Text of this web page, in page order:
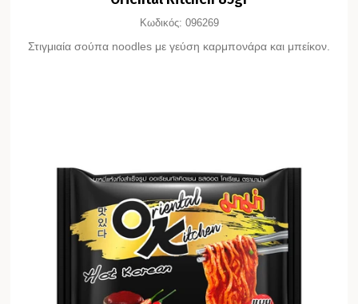
Κωδικός: 096269
Στιγμιαία σούπα noodles με γεύση καρμπονάρα και μπείκον.